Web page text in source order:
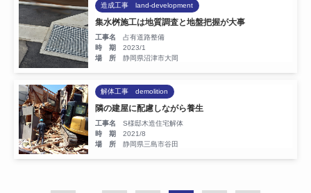
造成工事 land-development
集水桝施工は地質調査と地盤把握が大事
工事名
占有道路整備
時 期
2023/1
場 所
静岡県沼津市大岡
解体工事 demolition
隣の建屋に配慮しながら養生
工事名
S様邸木造住宅解体
時 期
2021/8
場 所
静岡県三島市谷田